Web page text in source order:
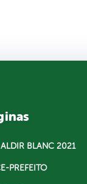
ALDIR BLANC 2021
PREFEITO